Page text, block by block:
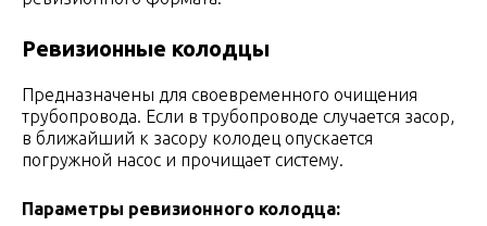
Ревизионные колодцы
Предназначены для своевременного очищения
трубопровода. Если в трубопроводе случается засор,
в ближайший к засору колодец опускается
погружной насос и прочищает систему.
Параметры ревизионного колодца: